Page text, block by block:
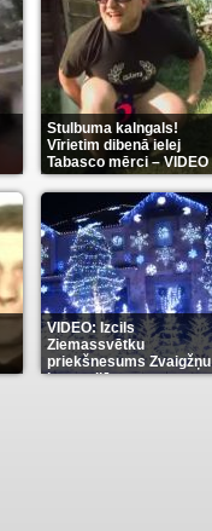
Stulbuma kalngals!
Vīrietim dibenā ielej
Tabasco mērci – VIDEO
(7)
VIDEO: Izcils
Ziemassvētku
priekšnesums Zvaigžņu
karu stilā(7)